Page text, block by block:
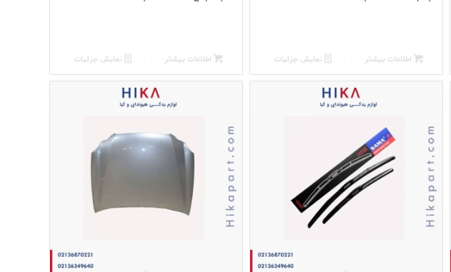
اطلاعات بیشتر نمایش جزئیات اطلاعات بیشتر نمایش جزئیات